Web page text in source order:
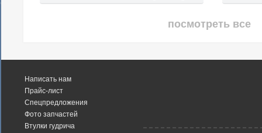
посмотреть все
Написать нам
Прайс-лист
Спецпредложения
Фото запчастей
Втулки гудрича